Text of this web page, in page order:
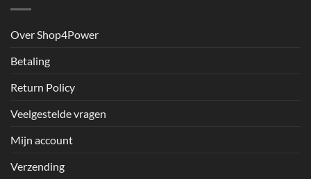
Over Shop4Power
Betaling
Return Policy
Veelgestelde vragen
Mijn account
Verzending